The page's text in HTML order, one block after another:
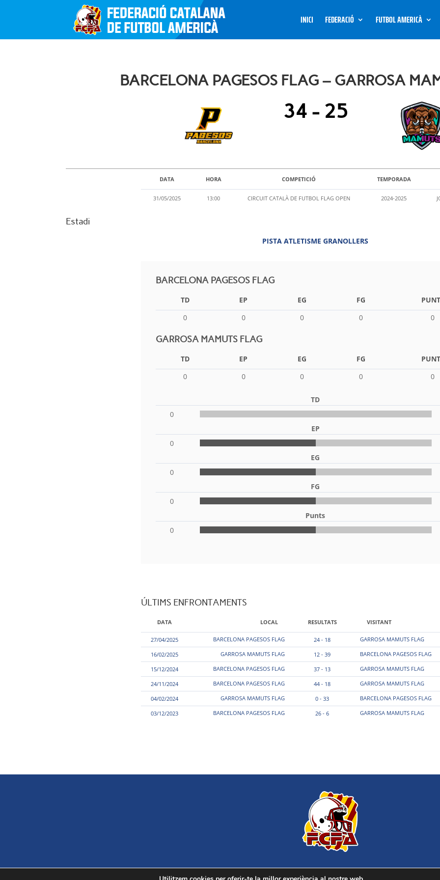
INICI FEDERACIÓ FUTBOL AMERICÀ
BARCELONA PAGESOS FLAG – GARROSA
34 - 25
DATA HORA COMPETICIÓ TEMPORADA
31/05/2025 13:00 CIRCUIT CATALÀ DE FUTBOL FLAG OPEN 2024-2025
Estadi
PISTA ATLETISME GRANOLLERS
BARCELONA PAGESOS FLAG
TD EP EG FG
0
0 0 0 0
GARROSA MAMUTS FLAG
TD EP EG FG
0
0 0 0 0
TD
0
EP
0
EG
0
FG
0
Punts
0
ÚLTIMS ENFRONTAMENTS
DATA LOCAL RESULTATS VISITANT
27/04/2025 BARCELONA PAGESOS FLAG 24 - 18 GARROSA MAMUTS FLAG
16/02/2025
GARROSA MAMUTS FLAG 12 - 39 BARCELONA PAGESOS FLAG
15/12/2024
BARCELONA PAGESOS FLAG 37 - 13 GARROSA MAMUTS FLAG
24/11/2024
BARCELONA PAGESOS FLAG 44 - 18 GARROSA MAMUTS FLAG
04/02/2024
GARROSA MAMUTS FLAG 0 - 33 BARCELONA PAGESOS FLAG
03/12/2023
BARCELONA PAGESOS FLAG 26 - 6 GARROSA MAMUTS FLAG